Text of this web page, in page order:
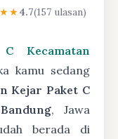
4.7(157 ulasan)
Kecamatan
kamu sedang
Kejar Paket C
, Jawa
berada di